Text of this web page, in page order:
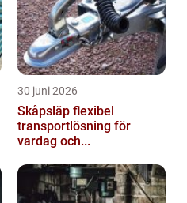
30 juni 2026
Skåpsläp flexibel
transportlösning för
vardag och...